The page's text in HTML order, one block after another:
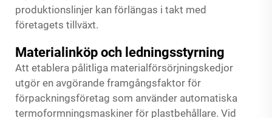
produktionslinjer kan förlängas i takt med
företagets tillväxt.
Materialinköp och ledningsstyrning
Att etablera pålitliga materialförsörjningskedjor
utgör en avgörande framgångsfaktor för
förpackningsföretag som använder automatiska
termoformningsmaskiner för plastbehållare. Vid